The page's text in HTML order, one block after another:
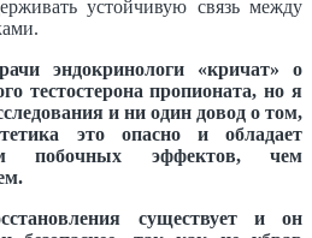
устойчивую связь между
эндокринологи «кричат» о
тестостерона пропионата, но я
и ни один довод о том,
это опасно и обладает
побочных эффектов, чем
существует и он